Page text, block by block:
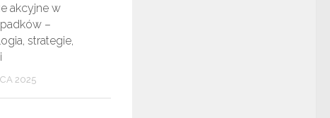
akcyjne w
–
strategie,
2025